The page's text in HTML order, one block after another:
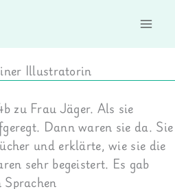
Illustratorin
zu Frau Jäger. Als sie
Dann waren sie da. Sie
und erklärte, wie sie die
sehr begeistert. Es gab
Sprachen